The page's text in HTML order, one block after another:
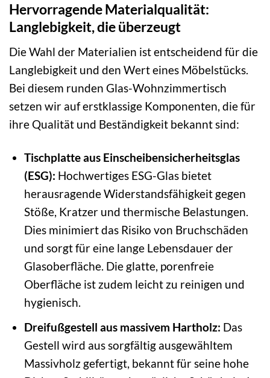
Hervorragende Materialqualität:
Langlebigkeit, die überzeugt
Die Wahl der Materialien ist entscheidend für die
Langlebigkeit und den Wert eines Möbelstücks.
Bei diesem runden Glas-Wohnzimmertisch
setzen wir auf erstklassige Komponenten, die für
ihre Qualität und Beständigkeit bekannt sind:
Tischplatte aus Einscheibensicherheitsglas
(ESG): Hochwertiges ESG-Glas bietet
herausragende Widerstandsfähigkeit gegen
Stöße, Kratzer und thermische Belastungen.
Dies minimiert das Risiko von Bruchschäden
und sorgt für eine lange Lebensdauer der
Glasoberfläche. Die glatte, porenfreie
Oberfläche ist zudem leicht zu reinigen und
hygienisch.
Dreifußgestell aus massivem Hartholz: Das
Gestell wird aus sorgfältig ausgewähltem
Massivholz gefertigt, bekannt für seine hohe